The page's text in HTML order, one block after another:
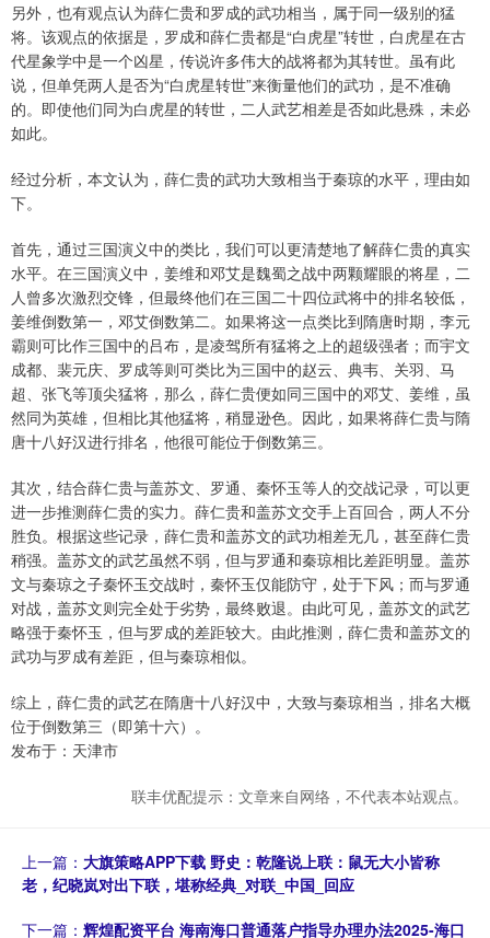
另外，也有观点认为薛仁贵和罗成的武功相当，属于同一级别的猛
将。该观点的依据是，罗成和薛仁贵都是“白虎星”转世，白虎星在古
代星象学中是一个凶星，传说许多伟大的战将都为其转世。虽有此
说，但单凭两人是否为“白虎星转世”来衡量他们的武功，是不准确
的。即使他们同为白虎星的转世，二人武艺相差是否如此悬殊，未必
如此。
经过分析，本文认为，薛仁贵的武功大致相当于秦琼的水平，理由如
下。
首先，通过三国演义中的类比，我们可以更清楚地了解薛仁贵的真实
水平。在三国演义中，姜维和邓艾是魏蜀之战中两颗耀眼的将星，二
人曾多次激烈交锋，但最终他们在三国二十四位武将中的排名较低，
姜维倒数第一，邓艾倒数第二。如果将这一点类比到隋唐时期，李元
霸则可比作三国中的吕布，是凌驾所有猛将之上的超级强者；而宇文
成都、裴元庆、罗成等则可类比为三国中的赵云、典韦、关羽、马
超、张飞等顶尖猛将，那么，薛仁贵便如同三国中的邓艾、姜维，虽
然同为英雄，但相比其他猛将，稍显逊色。因此，如果将薛仁贵与隋
唐十八好汉进行排名，他很可能位于倒数第三。
其次，结合薛仁贵与盖苏文、罗通、秦怀玉等人的交战记录，可以更
进一步推测薛仁贵的实力。薛仁贵和盖苏文交手上百回合，两人不分
胜负。根据这些记录，薛仁贵和盖苏文的武功相差无几，甚至薛仁贵
稍强。盖苏文的武艺虽然不弱，但与罗通和秦琼相比差距明显。盖苏
文与秦琼之子秦怀玉交战时，秦怀玉仅能防守，处于下风；而与罗通
对战，盖苏文则完全处于劣势，最终败退。由此可见，盖苏文的武艺
略强于秦怀玉，但与罗成的差距较大。由此推测，薛仁贵和盖苏文的
武功与罗成有差距，但与秦琼相似。
综上，薛仁贵的武艺在隋唐十八好汉中，大致与秦琼相当，排名大概
位于倒数第三（即第十六）。
发布于：天津市
联丰优配提示：文章来自网络，不代表本站观点。
上一篇： 大旗策略APP下载 野史：乾隆说上联：鼠无大小皆称
老，纪晓岚对出下联，堪称经典_对联_中国_回应
下一篇： 辉煌配资平台 海南海口普通落户指导办理办法2025-海口